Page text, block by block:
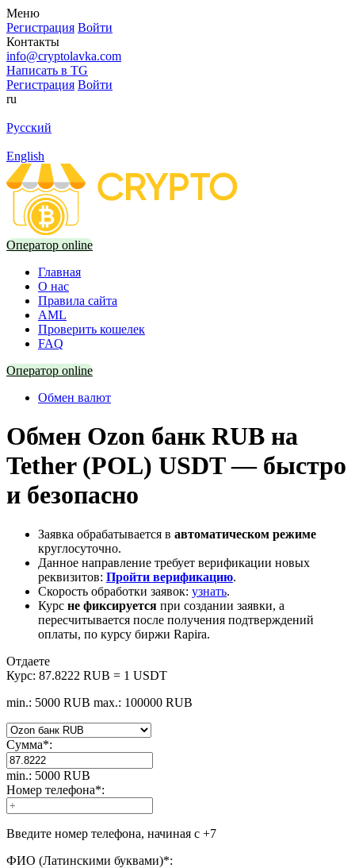
Меню
Регистрация Войти
Контакты
info@cryptolavka.com
Написать в TG
Регистрация Войти
ru
Русский
English
Оператор online
Главная
О нас
Правила сайта
AML
Проверить кошелек
FAQ
Оператор online
Обмен валют
Обмен Ozon банк RUB на
Tether (POL) USDT — быстро
и безопасно
Заявка обрабатывается в автоматическом режиме
круглосуточно.
Данное направление требует верификации новых
реквизитов: Пройти верификацию.
Скорость обработки заявок: узнать.
Курс не фиксируется при создании заявки, а
пересчитывается после получения подтверждений
оплаты, по курсу биржи Rapira.
Отдаете
Курс: 87.8222 RUB = 1 USDT
min.: 5000 RUB max.: 100000 RUB
Сумма*:
min.: 5000 RUB
Номер телефона*:
Введите номер телефона, начиная с +7
ФИО (Латинскими буквами)*: